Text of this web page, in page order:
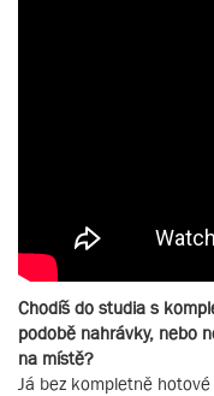
Chodíš do studia s
podobě nahrávky, nebo
na místě?
Já bez kompletně